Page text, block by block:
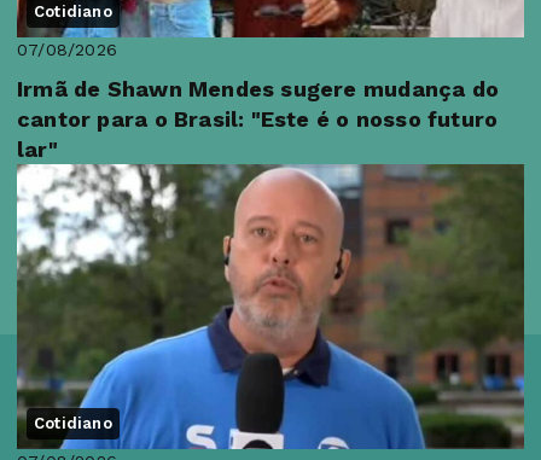
Cotidiano
07/08/2026
Irmã de Shawn Mendes sugere mudança do
cantor para o Brasil: "Este é o nosso futuro
lar"
Cotidiano